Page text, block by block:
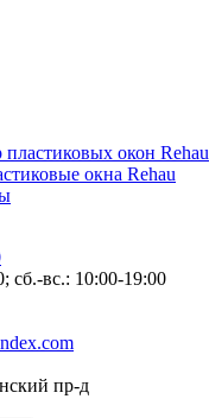
пластиковых окон Rehau
окна Rehau
сб.-вс.: 10:00-19:00
пр-д